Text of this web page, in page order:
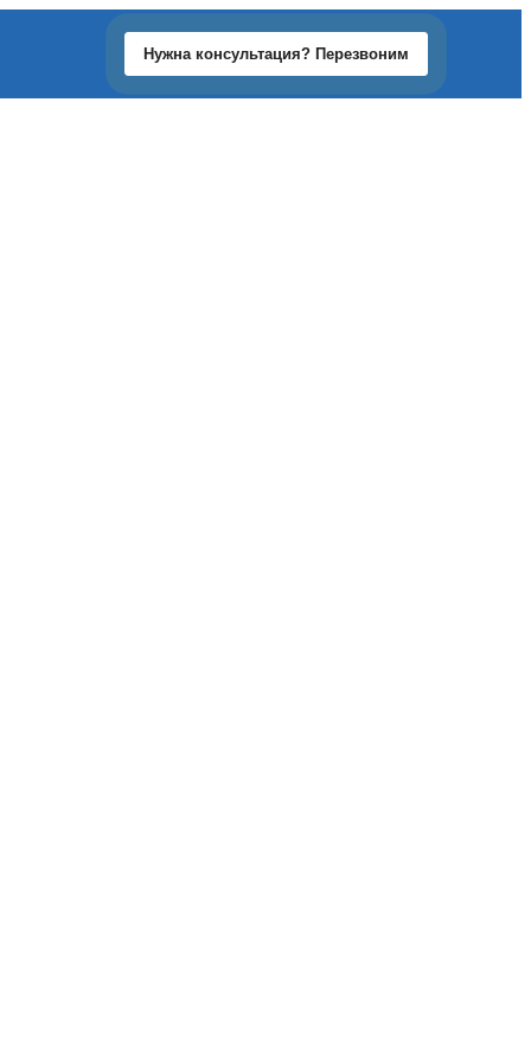
Нужна консультация? Перезвоним